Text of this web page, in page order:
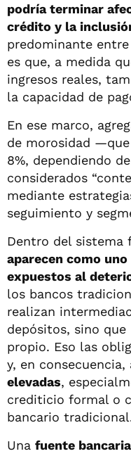
podría terminar
crédito y la
predominante
es que, a medida
ingresos reales,
la capacidad de
En ese marco,
de morosidad
8%, dependiendo
considerados
mediante
seguimiento y
Dentro del sistema
aparecen como
expuestos al
los bancos
realizan
depósitos, sino
propio. Eso las
y, en consecuencia,
elevadas,
crediticio formal o
bancario
Una fuente